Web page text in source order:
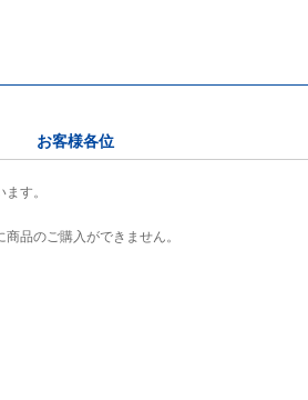
お客様各位
す。
品のご購入ができません。